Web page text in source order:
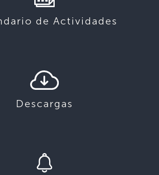
de Actividades
Descargas